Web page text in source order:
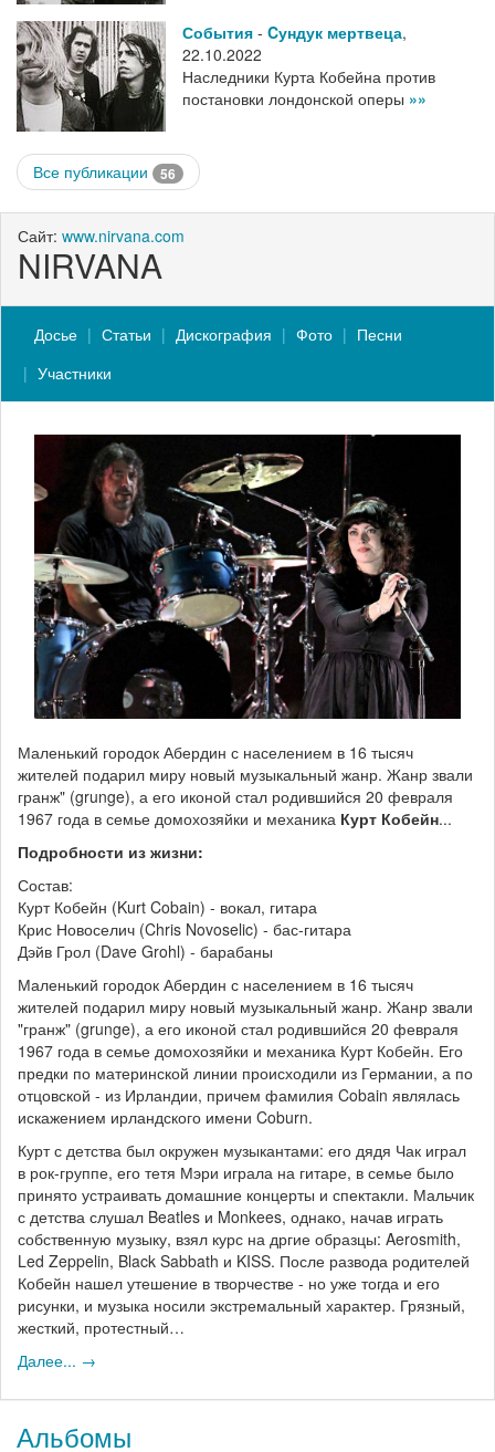
События - Cундук мертвеца,
22.10.2022
Наследники Курта Кобейна против
постановки лондонской оперы »»
Все публикации 56
Сайт: www.nirvana.com
NIRVANA
Досье Статьи Дискография Фото
Песни
Участники
Маленький городок Абердин с населением в 16 тысяч
жителей подарил миру новый музыкальный жанр. Жанр звали
гранж" (grunge), а его иконой стал родившийся 20 февраля
1967 года в семье домохозяйки и механика Курт Кобейн...
Подробности из жизни:
Состав:
Курт Кобейн (Kurt Cobain) - вокал, гитара
Крис Новоселич (Chris Novoselic) - бас-гитара
Дэйв Грол (Dave Grohl) - барабаны
Маленький городок Абердин с населением в 16 тысяч
жителей подарил миру новый музыкальный жанр. Жанр звали
"гранж" (grunge), а его иконой стал родившийся 20 февраля
1967 года в семье домохозяйки и механика Курт Кобейн. Его
предки по материнской линии происходили из Германии, а по
отцовской - из Ирландии, причем фамилия Cobain являлась
искажением ирландского имени Coburn.
Курт с детства был окружен музыкантами: его дядя Чак играл
в рок-группе, его тетя Мэри играла на гитаре, в семье было
принято устраивать домашние концерты и спектакли. Мальчик
с детства слушал Beatles и Monkees, однако, начав играть
собственную музыку, взял курс на дргие образцы: Aerosmith,
Led Zeppelin, Black Sabbath и KISS. После развода родителей
Кобейн нашел утешение в творчестве - но уже тогда и его
рисунки, и музыка носили экстремальный характер. Грязный,
жесткий, протестный…
Далее... →
Альбомы